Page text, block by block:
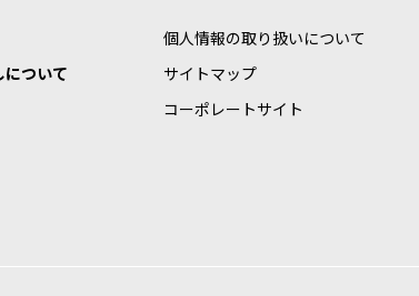
ついて
個人情報の取り扱いについて
サイトマップ
コーポレートサイト